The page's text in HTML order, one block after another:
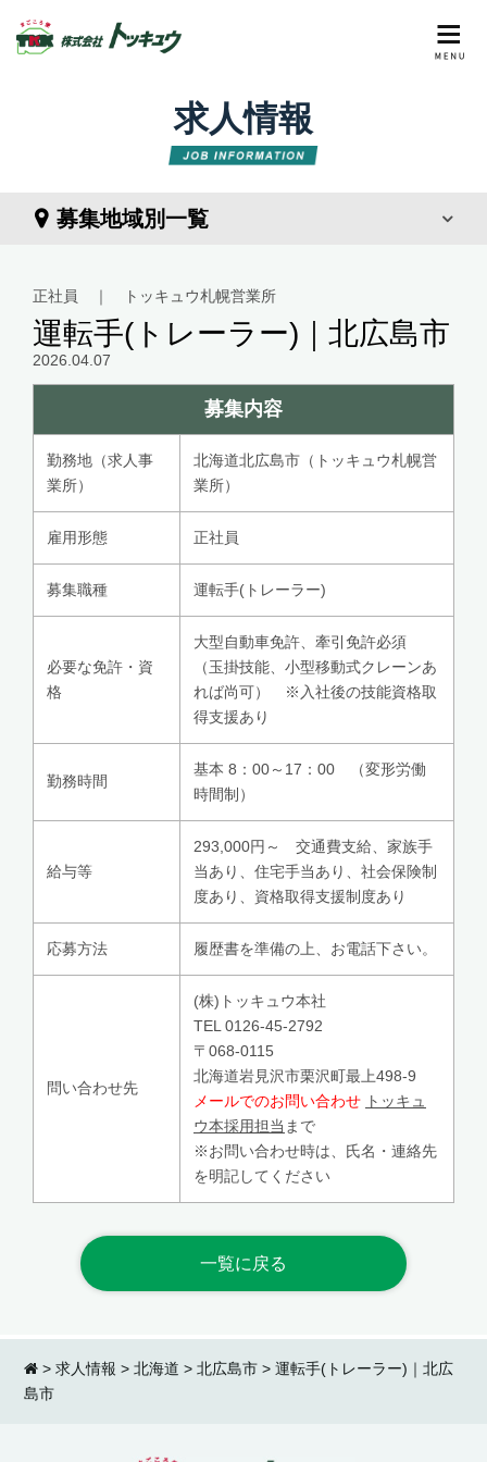
求人情報
募集地域別一覧
正社員 ｜ トッキュウ札幌営業所
運転手(トレーラー)｜北広島市
2026.04.07
募集内容
勤務地（求人事
業所）
北海道北広島市（トッキュウ札幌営
業所）
雇用形態 正社員
募集職種 運転手(トレーラー)
必要な免許・資
格
大型自動車免許、牽引免許必須
（玉掛技能、小型移動式クレーンあ
れば尚可） ※入社後の技能資格取
得支援あり
勤務時間
基本 8：00～17：00 （変形労働
時間制）
給与等
293,000円～ 交通費支給、家族手
当あり、住宅手当あり、社会保険制
度あり、資格取得支援制度あり
応募方法 履歴書を準備の上、お電話下さい。
問い合わせ先
(株)トッキュウ本社
TEL 0126-45-2792
〒068-0115
北海道岩見沢市栗沢町最上498-9
メールでのお問い合わせ トッキュ
ウ本採用担当 まで
※お問い合わせ時は、氏名・連絡先
を明記してください
一覧に戻る
>求人情報 >北海道 >北広島市 >運転手(トレーラー)｜北広
島市